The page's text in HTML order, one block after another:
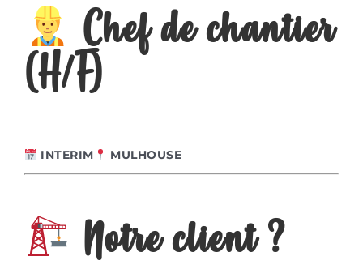
Chef de chantier
(H/F)
INTERIM MULHOUSE
Notre client ?